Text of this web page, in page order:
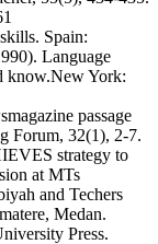
Spain:
Language
know.New York:
passage
Forum, 32(1), 2-7.
strategy to
at MTs
and Techers
Medan.
Press.